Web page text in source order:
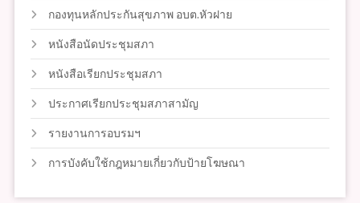
กองทุนหลักประกันสุขภาพ อบต.หัวฝาย
หนังสือนัดประชุมสภา
หนังสือเรียกประชุมสภา
ประกาศเรียกประชุมสภาสามัญ
รายงานการอบรมฯ
การบังคับใช้กฎหมายเกี่ยวกับป้ายโฆษณา